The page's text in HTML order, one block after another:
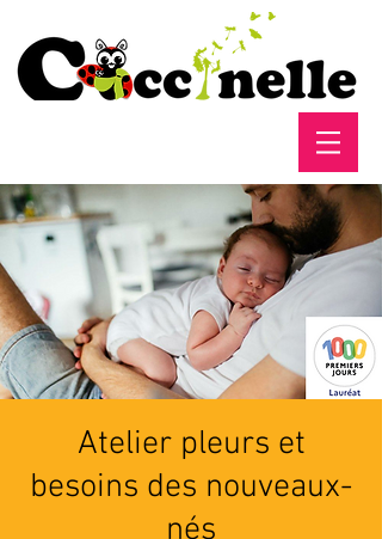
Atelier pleurs et
besoins des nouveaux-
nés